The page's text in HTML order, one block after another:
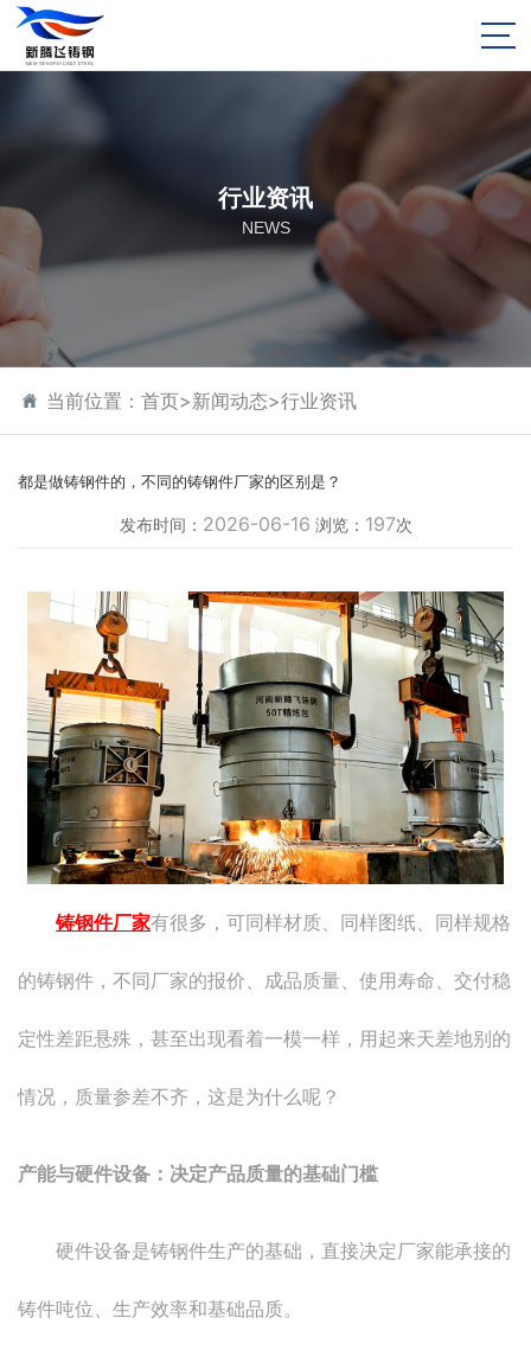
行业资讯
NEWS
当前位置： 首页>新闻动态>行业资讯
都是做铸钢件的，不同的铸钢件厂家的区别是？
发布时间： 2026-06-16 浏览： 197次
铸钢件厂家有很多，可同样材质、同样图纸、同样规格
的铸钢件，不同厂家的报价、成品质量、使用寿命、交付稳
定性差距悬殊，甚至出现看着一模一样，用起来天差地别的
情况，质量参差不齐，这是为什么呢？
产能与硬件设备：决定产品质量的基础门槛
硬件设备是铸钢件生产的基础，直接决定厂家能承接的
铸件吨位、生产效率和基础品质。